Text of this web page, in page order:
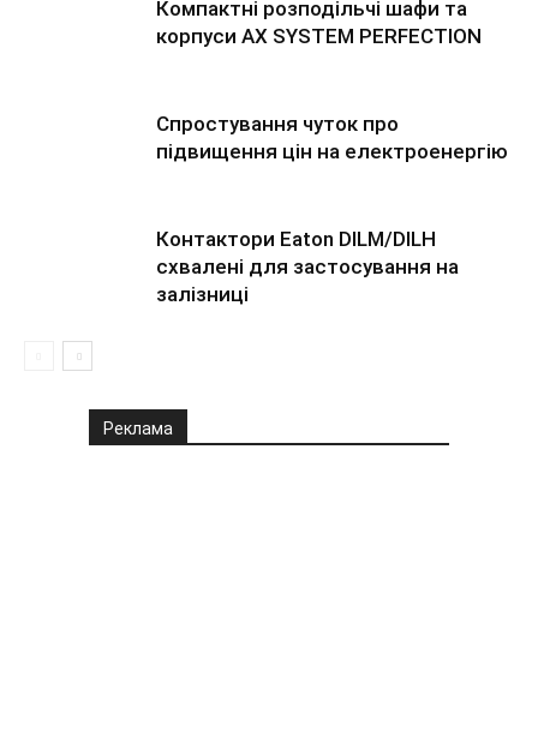
Компактні розподільчі шафи та
корпуси AX SYSTEM PERFECTION
Спростування чуток про
підвищення цін на електроенергію
Контактори Eaton DILM/DILH
схвалені для застосування на
залізниці
Реклама